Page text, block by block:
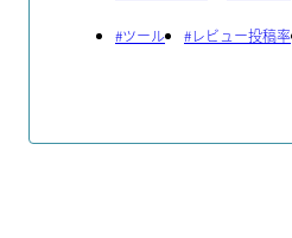
#ツール #レビュー投稿率